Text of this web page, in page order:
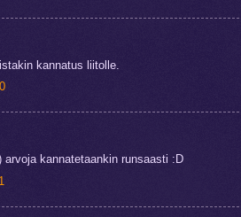
kannatus liitolle.
arvoja kannatetaankin runsaasti :D